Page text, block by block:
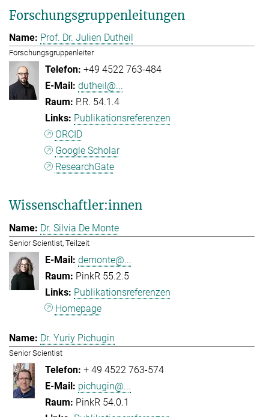
Forschungsgruppenleitungen
Prof. Dr. Julien Dutheil
Forschungsgruppenleiter
+49 4522 763-484
dutheil@...
P.R. 54.1.4
Publikationsreferenzen
ORCID
Google Scholar
ResearchGate
Wissenschaftler:innen
Dr. Silvia De Monte
Senior Scientist, Teilzeit
demonte@...
PinkR 55.2.5
Publikationsreferenzen
Homepage
Dr. Yuriy Pichugin
Senior Scientist
+ 49 4522 763-574
pichugin@...
PinkR 54.0.1